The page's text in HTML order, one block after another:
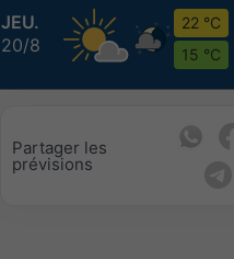
JEU.
20/8
22 °C
15 °C
Partager les
prévisions